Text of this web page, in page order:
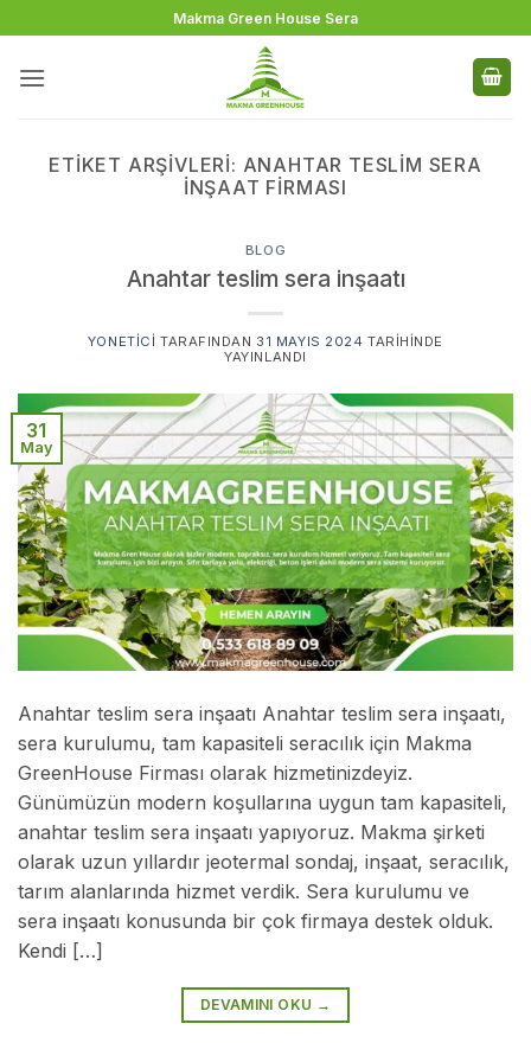
atla
Makma Green House Sera
ETIKET ARŞIVLERI: ANAHTAR TESLIM SERA
INŞAAT FIRMASI
BLOG
Anahtar teslim sera inşaatı
YONETICI TARAFINDAN 31 MAYIS 2024 TARIHINDE
YAYINLANDI
31
May
Anahtar teslim sera inşaatı Anahtar teslim sera inşaatı,
sera kurulumu, tam kapasiteli seracılık için Makma
GreenHouse Firması olarak hizmetinizdeyiz.
Günümüzün modern koşullarına uygun tam kapasiteli,
anahtar teslim sera inşaatı yapıyoruz. Makma şirketi
olarak uzun yıllardır jeotermal sondaj, inşaat, seracılık,
tarım alanlarında hizmet verdik. Sera kurulumu ve
sera inşaatı konusunda bir çok firmaya destek olduk.
Kendi […]
DEVAMINI OKU →